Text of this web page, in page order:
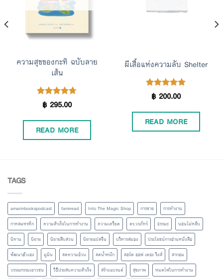
ความสุขของกะทิ ฉบับลาย
เส้น
Rated4.67
฿295.00
READ MORE
ผีเสื้อแห่งความลับ Shelter
Rated5.00
฿200.00
READ MORE
TAGS
amarinbookspodcast famiread Into The Magic Shop การขาย
การทำงาน
กาหลมหรทึก
ความสำเร็จในการทำงาน ความเครียด ดร.วรภัทร์ ธรรมะ
นอนไม่หลับ
นิทาน
นิยาย นิยายสืบสวน นิยายแปลจีน บริหารสมอง
ประโยชน์การอ่านหนังสือ
พัฒนาตัวเอง
มูมิน ลดความอ้วน ลดน้ำหนัก ลอร์ด ออฟ เดอะ ริงส์
ลากอม
วรรณกรรมเยาวชน
วิธีประสบความสำเร็จ สร้างแบรนด์ สุขภาพ
หมดไฟในการทำงาน